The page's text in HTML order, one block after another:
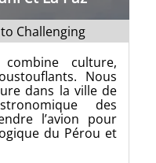
to Challenging
culture,
Nous
dans la ville de
des
l’avion pour
du Pérou et